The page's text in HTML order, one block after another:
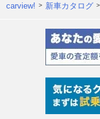
carview! 新車カタログ